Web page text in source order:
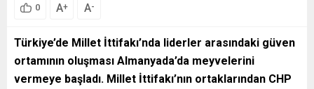
0 A+ A-
Türkiye’de Millet İttifakı’nda liderler arasındaki güven
ortamının oluşması Almanyada’da meyvelerini
vermeye başladı. Millet İttifakı’nın ortaklarından CHP